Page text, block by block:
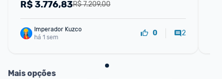
R$ 7.209,00
R$3.776,83
Imperador Kuzco
há 1 sem
0 2
Mais opções